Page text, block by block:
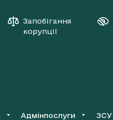
Запобігання
корупції
Адмінпослуги ЗСУ